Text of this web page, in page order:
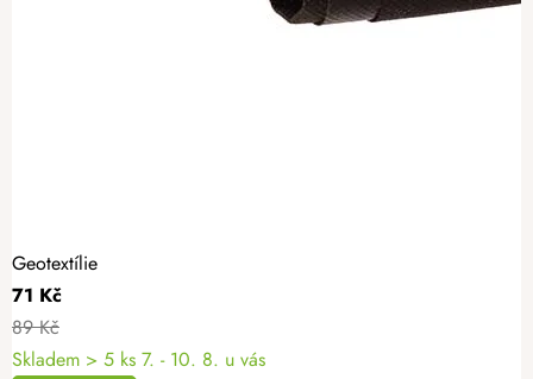
Geotextílie
71 Kč
89 Kč
Skladem > 5 ks 7. - 10. 8. u vás